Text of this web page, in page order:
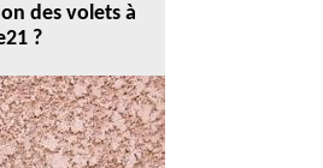
des volets à
?